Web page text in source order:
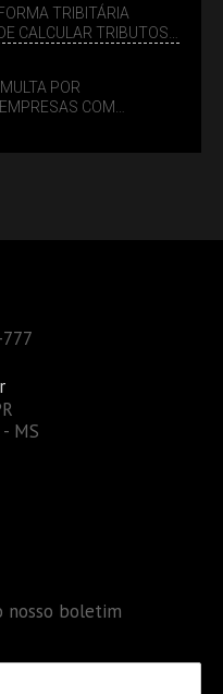
TRIBITÁRIA
CALCULAR TRIBUTOS
POR
COM
PR
MS
nosso boletim